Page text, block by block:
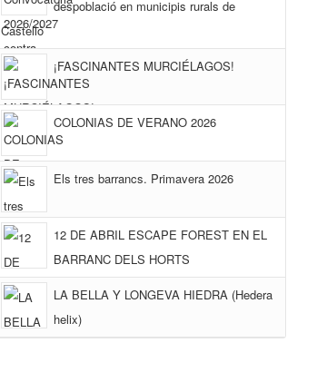
despoblació en municipis rurals de
Castelló
¡FASCINANTES MURCIÉLAGOS!
COLONIAS DE VERANO 2026
Els tres barrancs. Primavera 2026
12 DE ABRIL ESCAPE FOREST EN EL
BARRANC DELS HORTS
LA BELLA Y LONGEVA HIEDRA (Hedera
helix)